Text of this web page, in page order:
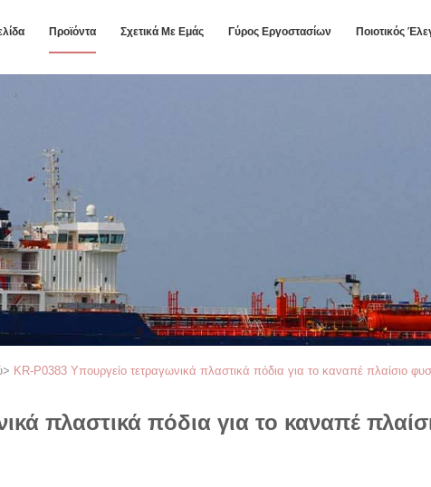
Προϊόντα Σχετικά Με Εμάς Γύρος Εργοστασίων Ποιοτικός
> KR-P0383 Υπουργείο τετραγωνικά πλαστικά πόδια για το καναπέ πλαίσιο
πλαστικά πόδια για το καναπέ